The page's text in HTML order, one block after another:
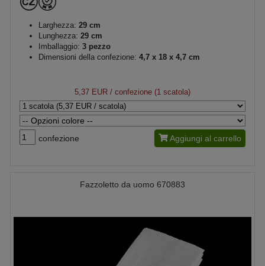
Larghezza: 29 cm
Lunghezza: 29 cm
Imballaggio: 3 pezzo
Dimensioni della confezione: 4,7 x 18 x 4,7 cm
5,37 EUR / confezione (1 scatola)
confezione Aggiungi al carrello
Fazzoletto da uomo 670883